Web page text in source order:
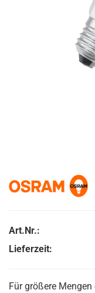
Art.Nr.:
Lieferzeit:
Für größere